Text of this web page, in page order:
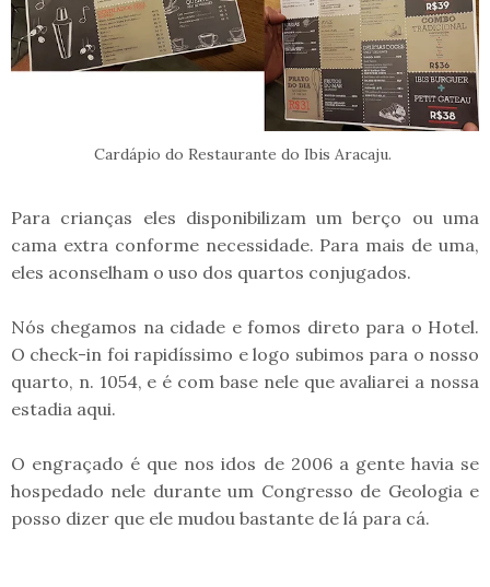
Cardápio do Restaurante do Ibis Aracaju.
Para crianças eles disponibilizam um berço ou uma
cama extra conforme necessidade. Para mais de uma,
eles aconselham o uso dos quartos conjugados.
Nós chegamos na cidade e fomos direto para o Hotel.
O check-in foi rapidíssimo e logo subimos para o nosso
quarto, n. 1054, e é com base nele que avaliarei a nossa
estadia aqui.
O engraçado é que nos idos de 2006 a gente havia se
hospedado nele durante um Congresso de Geologia e
posso dizer que ele mudou bastante de lá para cá.